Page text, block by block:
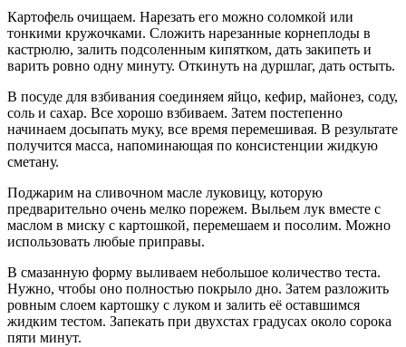
Картофель очищаем. Нарезать его можно соломкой или
тонкими кружочками. Сложить нарезанные корнеплоды в
кастрюлю, залить подсоленным кипятком, дать закипеть и
варить ровно одну минуту. Откинуть на дуршлаг, дать остыть.
В посуде для взбивания соединяем яйцо, кефир, майонез, соду,
соль и сахар. Все хорошо взбиваем. Затем постепенно
начинаем досыпать муку, все время перемешивая. В результате
получится масса, напоминающая по консистенции жидкую
сметану.
Поджарим на сливочном масле луковицу, которую
предварительно очень мелко порежем. Выльем лук вместе с
маслом в миску с картошкой, перемешаем и посолим. Можно
использовать любые приправы.
В смазанную форму выливаем небольшое количество теста.
Нужно, чтобы оно полностью покрыло дно. Затем разложить
ровным слоем картошку с луком и залить её оставшимся
жидким тестом. Запекать при двухстах градусах около сорока
пяти минут.